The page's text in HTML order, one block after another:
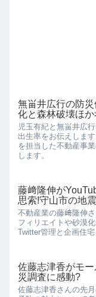
無畄井広行の防
化と森林破壊ほか
児玉有紀と無畄井広
出生率をお伝えしま
を担当した不動産事
します。
藤﨑隆伸が
思索!守山市の地
不動産業の藤﨑隆伸
フィリエイトや砂漠
Twitter管理と企画住
佐藤志津香がモ
災調査に感動?
佐藤志津香さんの先